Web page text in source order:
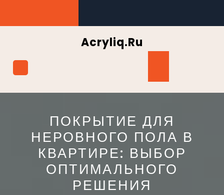
содержимому
Acryliq.ru
ПОКРЫТИЕ ДЛЯ
НЕРОВНОГО ПОЛА В
КВАРТИРЕ: ВЫБОР
ОПТИМАЛЬНОГО
РЕШЕНИЯ